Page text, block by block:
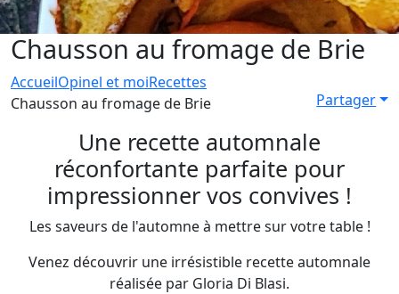
Chausson au fromage de Brie
AccueilOpinel et moiRecettes
Chausson au fromage de Brie
Partager
Une recette automnale
réconfortante parfaite pour
impressionner vos convives !
Les saveurs de l'automne à mettre sur votre table !
Venez découvrir une irrésistible recette automnale
réalisée par Gloria Di Blasi.